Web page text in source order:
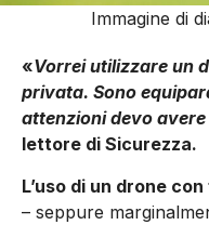
Immagine di
«Vorrei utilizzare un
privata. Sono
attenzioni devo
lettore di Sicurezza.
L’uso di un drone
– seppure